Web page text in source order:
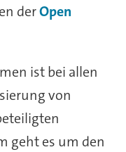
derOpen
ist bei allen
von
geht es um den